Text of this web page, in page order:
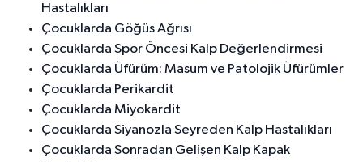
Hastalıkları
Çocuklarda Göğüs Ağrısı
Çocuklarda Spor Öncesi Kalp Değerlendirmesi
Çocuklarda Üfürüm: Masum ve Patolojik Üfürümler
Çocuklarda Perikardit
Çocuklarda Miyokardit
Çocuklarda Siyanozla Seyreden Kalp Hastalıkları
Çocuklarda Sonradan Gelişen Kalp Kapak